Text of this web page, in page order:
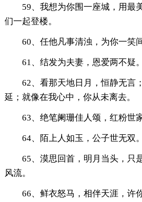
59、我想为你围一座城，用最
们一起登楼。
60、任他凡事清浊，为你一笑间
61、结发为夫妻，恩爱两不疑。
62、看那天地日月，恒静无言
延；就像在我心中，你从未离去。
63、绝笔阑珊佳人颂，红粉世家
64、陌上人如玉，公子世无双。
65、漠思回首，明月当头，只
风流。
66、鲜衣怒马，相伴天涯，许